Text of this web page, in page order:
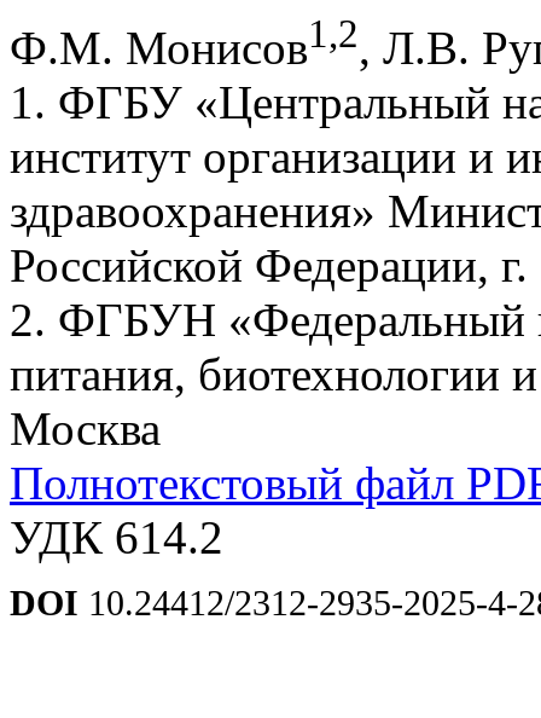
Ф.М. Монисов1,2, Л.В.
1. ФГБУ «Центральный
институт организации и
здравоохранения»
Российской Федерации,
2. ФГБУН «Федеральный
питания, биотехнологии
Москва
Полнотекстовый файл
УДК 614.2
DOI 10.24412/2312-2935-2025-4-